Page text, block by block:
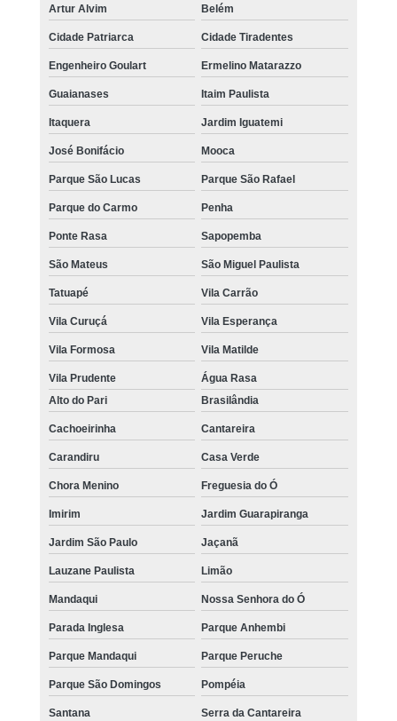
Artur Alvim Belém
Cidade Patriarca Cidade Tiradentes
Engenheiro Goulart Ermelino Matarazzo
Guaianases Itaim Paulista
Itaquera Jardim Iguatemi
José Bonifácio Mooca
Parque São Lucas Parque São Rafael
Parque do Carmo Penha
Ponte Rasa Sapopemba
São Mateus São Miguel Paulista
Tatuapé Vila Carrão
Vila Curuçá Vila Esperança
Vila Formosa Vila Matilde
Vila Prudente
Água Rasa
Alto do Pari
Brasilândia
Cachoeirinha Cantareira
Carandiru Casa Verde
Chora Menino Freguesia do Ó
Imirim Jardim Guarapiranga
Jardim São Paulo Jaçanã
Lauzane Paulista Limão
Mandaqui Nossa Senhora do Ó
Parada Inglesa Parque Anhembi
Parque Mandaqui Parque Peruche
Parque São Domingos Pompéia
Santana Serra da Cantareira